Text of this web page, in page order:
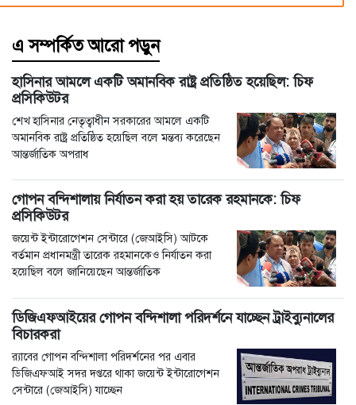
এ সম্পর্কিত আরো পড়ুন
হাসিনার আমলে একটি অমানবিক রাষ্ট্র প্রতিষ্ঠিত হয়েছিল: চিফ
প্রসিকিউটর
শেখ হাসিনার নেতৃত্বাধীন সরকারের আমলে একটি
অমানবিক রাষ্ট্র প্রতিষ্ঠিত হয়েছিল বলে মন্তব্য করেছেন
আন্তর্জাতিক অপরাধ
গোপন বন্দিশালায় নির্যাতন করা হয় তারেক রহমানকে: চিফ
প্রসিকিউটর
জয়েন্ট ইন্টারোগেশন সেন্টারে (জেআইসি) আটকে
বর্তমান প্রধানমন্ত্রী তারেক রহমানকেও নির্যাতন করা
হয়েছিল বলে জানিয়েছেন আন্তর্জাতিক
ডিজিএফআইয়ের গোপন বন্দিশালা পরিদর্শনে যাচ্ছেন ট্রাইব্যুনালের
বিচারকরা
র‍্যাবের গোপন বন্দিশালা পরিদর্শনের পর এবার
ডিজিএফআই সদর দপ্তরে থাকা জয়েন্ট ইন্টারোগেশন
সেন্টারে (জেআইসি) যাচ্ছেন